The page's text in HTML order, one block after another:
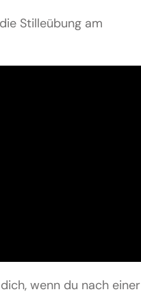
Stilleübung am
wenn du nach einer